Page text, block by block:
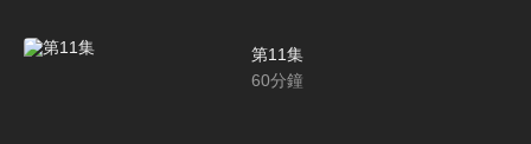
第11集
60分鐘